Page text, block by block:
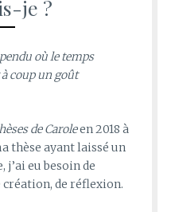
je ?
où le temps
à coup un goût
de Caroleen 2018 à
thèse ayant laissé un
eu besoin de
création, de réflexion.